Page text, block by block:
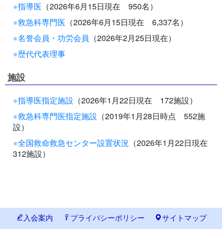
●指導医 （2026年6月15日現在 950名）
●救急科専門医 （2026年6月15日現在 6,337名）
●名誉会員・功労会員 （2026年2月25日現在）
●歴代代表理事
施設
●指導医指定施設 （2026年1月22日現在 172施設）
●救急科専門医指定施設 （2019年1月28日時点 552施
設）
●全国救命救急センター設置状況 （2026年1月22日現在
312施設）
入会案内 プライバシーポリシー
サイトマップ